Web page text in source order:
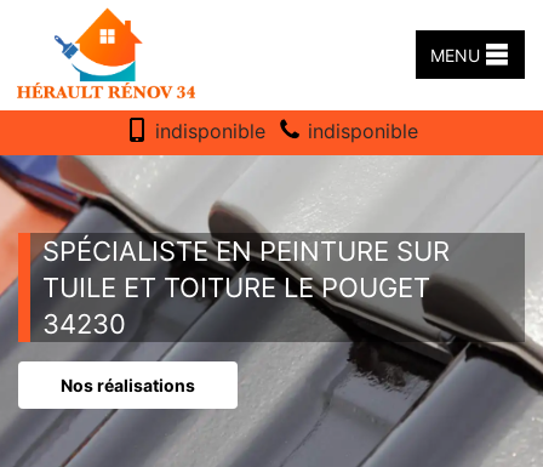
MENU
indisponible indisponible
SPÉCIALISTE EN PEINTURE SUR
TUILE ET TOITURE LE POUGET
34230
Nos réalisations